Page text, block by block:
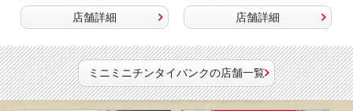
店舗詳細
店舗詳細
ミニミニチンタイバンクの店舗一覧